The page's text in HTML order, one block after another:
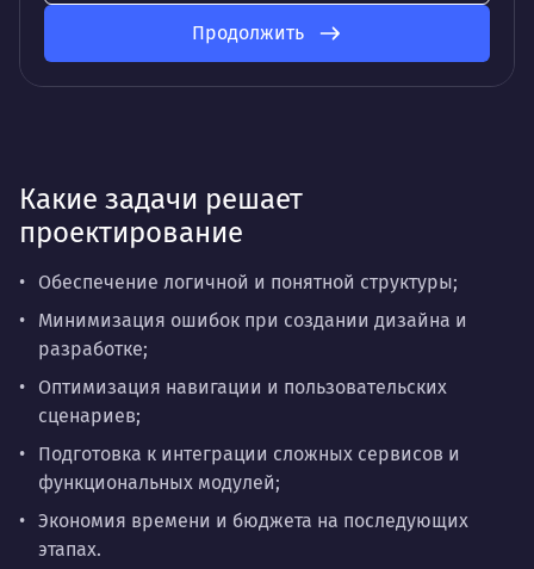
Продолжить
Какие задачи решает
проектирование
Обеспечение логичной и понятной структуры;
Минимизация ошибок при создании дизайна и
разработке;
Оптимизация навигации и пользовательских
сценариев;
Подготовка к интеграции сложных сервисов и
функциональных модулей;
Экономия времени и бюджета на последующих
этапах.